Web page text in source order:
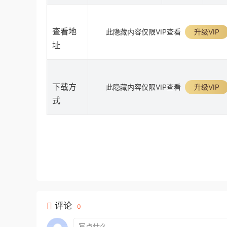
查看地
址
此隐藏内容仅限VIP查看 升级VIP
下载方
式
此隐藏内容仅限VIP查看 升级VIP
评论 0